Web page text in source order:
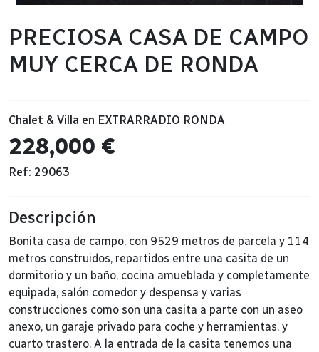
PRECIOSA CASA DE CAMPO
MUY CERCA DE RONDA
Chalet & Villa en EXTRARRADIO RONDA
228,000 €
Ref: 29063
Descripción
Bonita casa de campo, con 9529 metros de parcela y 114
metros construidos, repartidos entre una casita de un
dormitorio y un baño, cocina amueblada y completamente
equipada, salón comedor y despensa y varias
construcciones como son una casita a parte con un aseo
anexo, un garaje privado para coche y herramientas, y
cuarto trastero. A la entrada de la casita tenemos una